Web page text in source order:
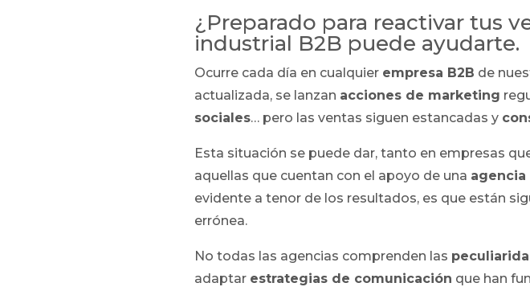
¿Preparado para reactivar tus
industrial B2B puede ayudarte.
Ocurre cada día en cualquier empresa B2B de
actualizada, se lanzan acciones de marketing
sociales… pero las ventas siguen estancadas y
Esta situación se puede dar, tanto en empresas
aquellas que cuentan con el apoyo de una
evidente a tenor de los resultados, es que están
errónea.
No todas las agencias comprenden las
adaptar estrategias de comunicación que han